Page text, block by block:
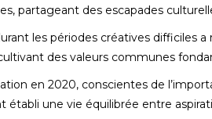
partageant des escapades
les périodes créatives difficiles
des valeurs communes
en 2020, conscientes de
établi une vie équilibrée entre